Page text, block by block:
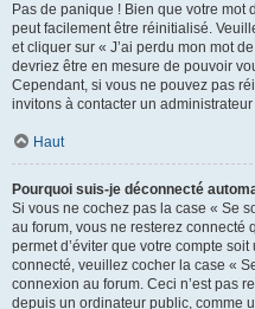
Pas de panique ! Bien que votre mot
peut facilement être réinitialisé.
et cliquer sur « J’ai perdu mon mot
devriez être en mesure de pouvoir
Cependant, si vous ne pouvez pas
invitons à contacter un
Haut
Pourquoi suis-je déconnecté
Si vous ne cochez pas la case « Se
au forum, vous ne resterez
permet d’éviter que votre compte
connecté, veuillez cocher la case «
connexion au forum. Ceci n’est pas
depuis un ordinateur public, comme